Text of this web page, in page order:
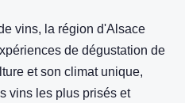
vins, la région d'Alsace
de dégustation de
et son climat unique,
vins les plus prisés et